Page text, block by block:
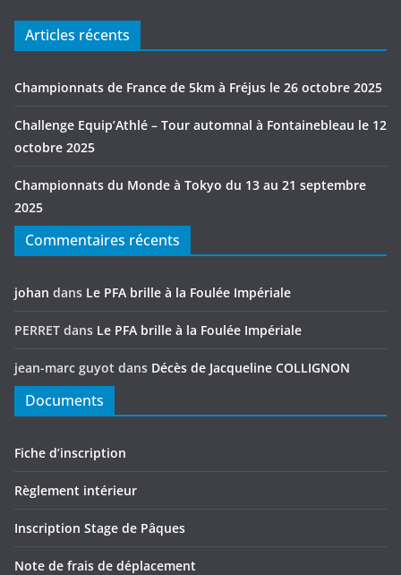
Articles récents
Championnats de France de 5km à Fréjus le 26 octobre 2025
Challenge Equip’Athlé – Tour automnal à Fontainebleau le 12
octobre 2025
Championnats du Monde à Tokyo du 13 au 21 septembre
2025
Commentaires récents
johan dans Le PFA brille à la Foulée Impériale
PERRET dans Le PFA brille à la Foulée Impériale
jean-marc guyot dans Décès de Jacqueline COLLIGNON
Documents
Fiche d’inscription
Règlement intérieur
Inscription Stage de Pâques
Note de frais de déplacement